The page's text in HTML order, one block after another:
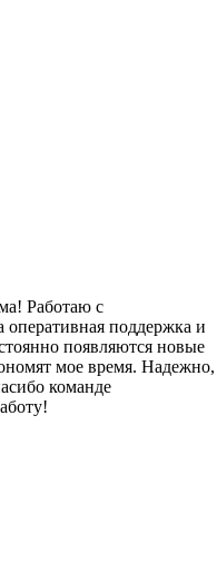
Работаю с
оперативная поддержка и
появляются новые
мое время. Надежно,
команде